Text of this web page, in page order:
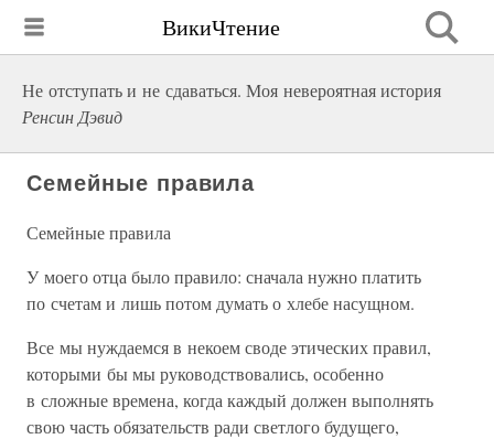
ВикиЧтение
Не отступать и не сдаваться. Моя невероятная история
Ренсин Дэвид
Семейные правила
Семейные правила
У моего отца было правило: сначала нужно платить
по счетам и лишь потом думать о хлебе насущном.
Все мы нуждаемся в некоем своде этических правил,
которыми бы мы руководствовались, особенно
в сложные времена, когда каждый должен выполнять
свою часть обязательств ради светлого будущего,